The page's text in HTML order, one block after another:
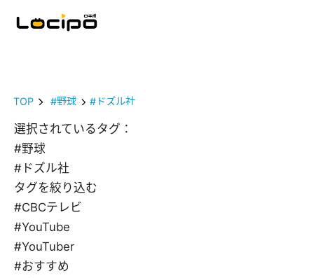
TOP #野球 #ドズル社
選択されているタグ：
#野球
#ドズル社
タグを絞り込む
#CBCテレビ
#YouTube
#YouTuber
#おすすめ